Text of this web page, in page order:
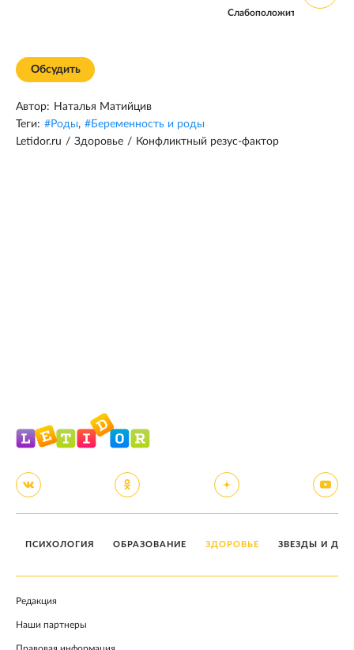
Слабоположительный
Обсудить
Автор: Наталья Матийцив
Теги: #Роды, #Беременность и роды
Letidor.ru / Здоровье / Конфликтный резус-фактор
ПСИХОЛОГИЯ ОБРАЗОВАНИЕ ЗДОРОВЬЕ ЗВЕЗДЫ И
Редакция
Наши партнеры